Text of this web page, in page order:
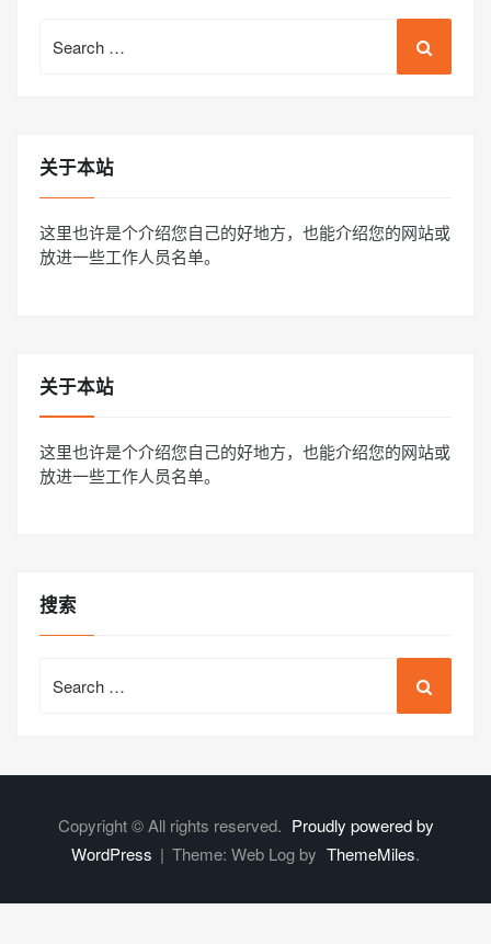
for:
关于本站
这里也许是个介绍您自己的好地方，也能介绍您的网站或
放进一些工作人员名单。
关于本站
这里也许是个介绍您自己的好地方，也能介绍您的网站或
放进一些工作人员名单。
搜索
for:
Copyright © All rights reserved. Proudly powered by
WordPress | Theme: Web Log by ThemeMiles.